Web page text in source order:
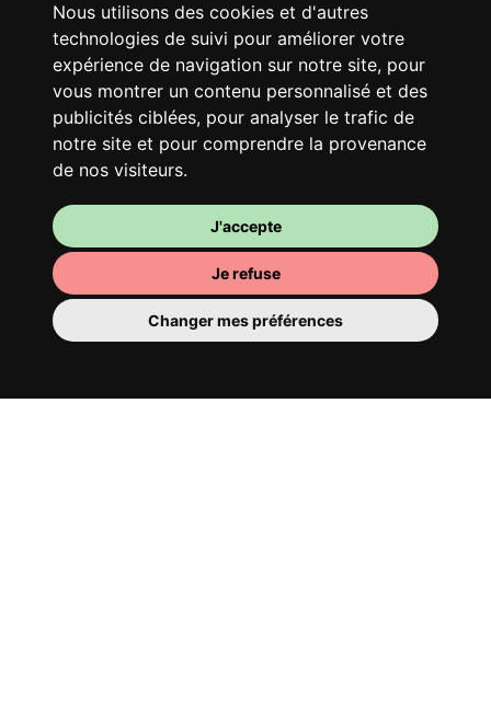
Nous utilisons des cookies et d'autres
technologies de suivi pour améliorer votre
expérience de navigation sur notre site, pour
vous montrer un contenu personnalisé et des
publicités ciblées, pour analyser le trafic de
notre site et pour comprendre la provenance
de nos visiteurs.
J'accepte
Je refuse
Changer mes préférences